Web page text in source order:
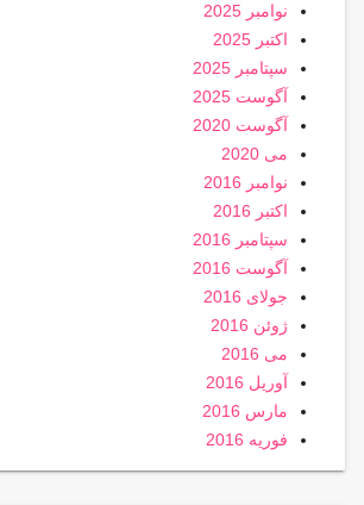
نوامبر 2025
اکتبر 2025
سپتامبر 2025
آگوست 2025
آگوست 2020
می 2020
نوامبر 2016
اکتبر 2016
سپتامبر 2016
آگوست 2016
جولای 2016
ژوئن 2016
می 2016
آوریل 2016
مارس 2016
فوریه 2016